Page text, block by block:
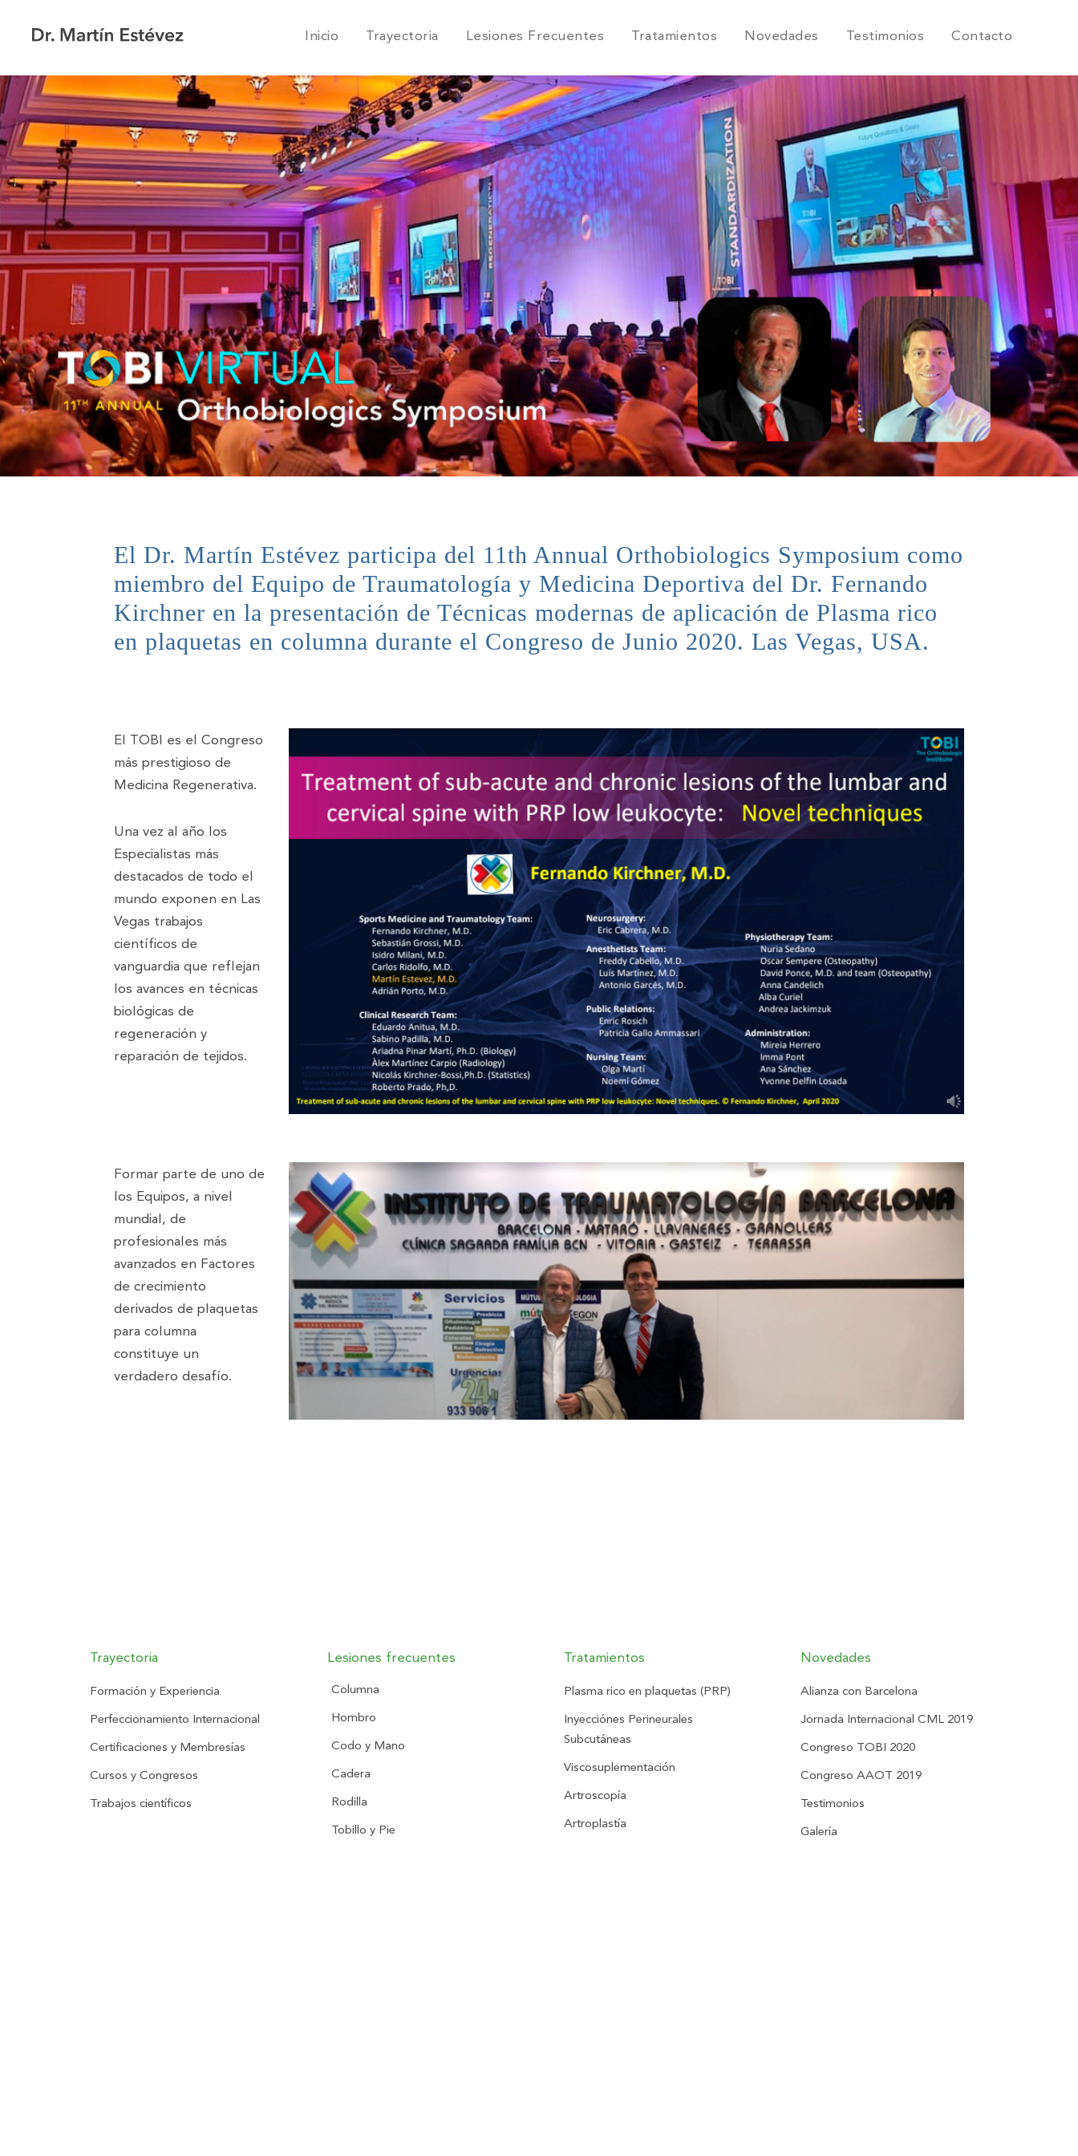
Inicio Trayectoria Lesiones Frecuentes Tratamientos Novedades Testimonios Contacto
El Dr. Martín Estévez participa del 11th Annual Orthobiologics Symposium como
miembro del Equipo de Traumatología y Medicina Deportiva del Dr. Fernando
Kirchner en la presentación de Técnicas modernas de aplicación de Plasma rico
en plaquetas en columna durante el Congreso de Junio 2020. Las Vegas, USA.
El TOBI es el Congreso
más prestigioso de
Medicina Regenerativa.
Una vez al año los
Especialistas más
destacados de todo el
mundo exponen en Las
Vegas trabajos
científicos de
vanguardia que reflejan
los avances en técnicas
biológicas de
regeneración y
reparación de tejidos.
Formar parte de uno de
los Equipos, a nivel
mundial, de
profesionales más
avanzados en Factores
de crecimiento
derivados de plaquetas
para columna
constituye un
verdadero desafío.
Trayectoria
Formación y Experiencia
Perfeccionamiento Internacional
Certificaciones y Membresías
Cursos y Congresos
Trabajos científicos
Lesiones frecuentes
Columna
Hombro
Codo y Mano
Cadera
Rodilla
Tobillo y Pie
Tratamientos
Plasma rico en plaquetas (PRP)
Inyecciónes Perineurales
Subcutáneas
Viscosuplementación
Artroscopía
Artroplastía
Novedades
Alianza con Barcelona
Jornada Internacional CML 2019
Congreso TOBI 2020
Congreso AAOT 2019
Testimonios
Galería